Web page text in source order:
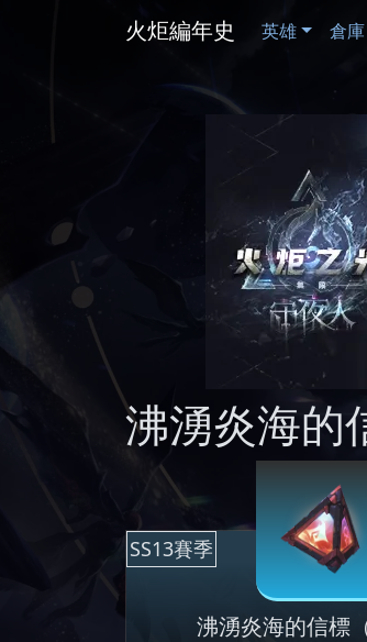
火炬編年史 英雄 倉庫
沸湧炎海的
SS13賽季
沸湧炎海的信標